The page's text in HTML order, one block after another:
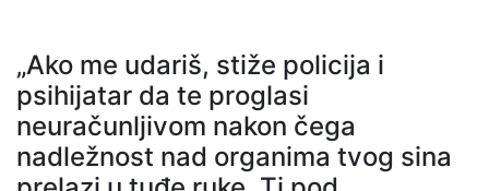
„Ako me udariš, stiže policija i
psihijatar da te proglasi
neuračunljivom nakon čega
nadležnost nad organima tvog sina